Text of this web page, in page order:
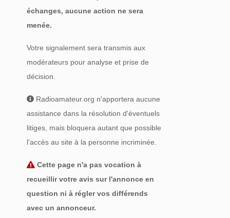
échanges, aucune action ne sera
menée.
Votre signalement sera transmis aux
modérateurs pour analyse et prise de
décision.
Radioamateur.org n'apportera aucune
assistance dans la résolution d'éventuels
litiges, mais bloquera autant que possible
l'accès au site à la personne incriminée.
Cette page n'a pas vocation à
recueillir votre avis sur l'annonce en
question ni à régler vos différends
avec un annonceur.